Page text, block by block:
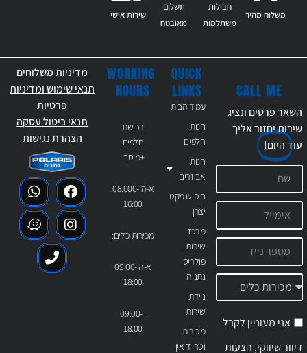
משלוח מהיר
חבילות
משתלמות
תשלום
מאובטח
שירות אישי
QUICK
LINKS
עמוד הבית
חנות
חלפים
חנות
אביזרים
חיפוש מקט
יצרן
מרכז
שירות
פולריס
נתניה
ניידת
שירות
מכירות
וטרייד אין
WORKING
HOURS
רכישת
חלפים
+מוסך:
א-ה 08:000-
16:00
מכירות כלים:
א-ה 09:00-
18:00
ו 09:00-
18:00
CALL ME
השאר פרטים ונציג
שירות יחזור אליך
עודהיום!
אני מעוניין לקבל
דיוור שיווקי, הצעות
מדיניות משלוחים
תנאי שימוש ומדיניות
פרטיות
תנאי ביטול עסקה
הצהרת נגישות